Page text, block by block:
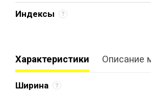
Индексы
Характеристики Описание
Ширина